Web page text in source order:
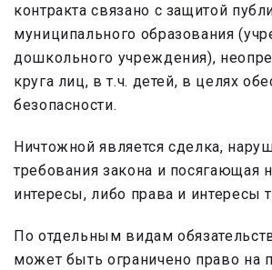
контракта связано с защитой
муниципального образования
дошкольного учреждения),
круга лиц, в т.ч. детей, в целях
безопасности.
Ничтожной является сделка,
требования закона и посягающая
интересы, либо права и интересы
По отдельным видам
может быть ограничено право на